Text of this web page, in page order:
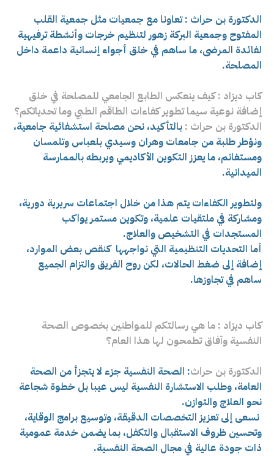
الدكتورة بن حراث : تعاونا مع جمعيات مثل جمعية القلب
المفتوح وجمعية البركة زهور لتنظيم خرجات وأنشطة ترفيهية
لفائدة المرضى، ما ساهم في خلق أجواء إنسانية داعمة داخل
المصلحة.
كاب ديزاد : كيف ينعكس الطابع الجامعي للمصلحة في خلق
إضافة نوعية سيما تطوير كفاءات الطاقم الطبي وما تحدياتكم؟
الدكتورة بن حراث : بالتأكيد، نحن مصلحة استشفائية جامعية،
ونؤطر طلبة من جامعات وهران وسيدي بلعباس وتلمسان
ومستغانم، ما يعزز التكوين الأكاديمي ويربطه بالممارسة
الميدانية.
ولتطوير الكفاءات يتم هذا من خلال اجتماعات سريرية دورية،
ومشاركة في ملتقيات علمية، وتكوين مستمر يواكب
المستجدات في التشخيص والعلاج.
أما التحديات التنظيمية التي نواجهها كنقص بعض الموارد،
إضافة إلى ضغط الحالات، لكن روح الفريق والتزام الجميع
ساهم في تجاوزها.
كاب ديزاد : ما هي رسالتكم للمواطنين بخصوص الصحة
النفسية وآفاق تطمحون لها هذا العام؟
الدكتورة بن حراث: الصحة النفسية جزء لا يتجزأ من الصحة
العامة، وطلب الاستشارة النفسية ليس عيبا بل خطوة شجاعة
نحو العلاج والتوازن.
نسعى إلى تعزيز التخصصات الدقيقة، وتوسيع برامج الوقاية،
وتحسين ظروف الاستقبال والتكفل، بما يضمن خدمة عمومية
ذات جودة عالية في مجال الصحة النفسية.